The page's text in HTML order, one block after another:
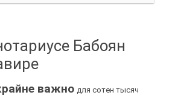
Бабоян
важно для сотен тысяч